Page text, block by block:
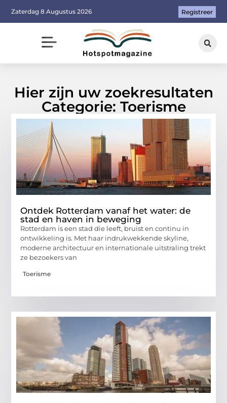
Zaterdag 8 Augustus 2026 Registreer
Hier zijn uw zoekresultaten
Categorie: Toerisme
Ontdek Rotterdam vanaf het water: de
stad en haven in beweging
Rotterdam is een stad die leeft, bruist en continu in
ontwikkeling is. Met haar indrukwekkende skyline,
moderne architectuur en internationale uitstraling trekt
ze bezoekers van
Toerisme